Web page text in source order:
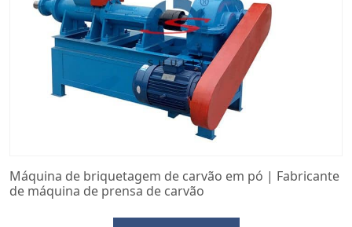
Máquina de briquetagem de carvão em pó | Fabricante
de máquina de prensa de carvão